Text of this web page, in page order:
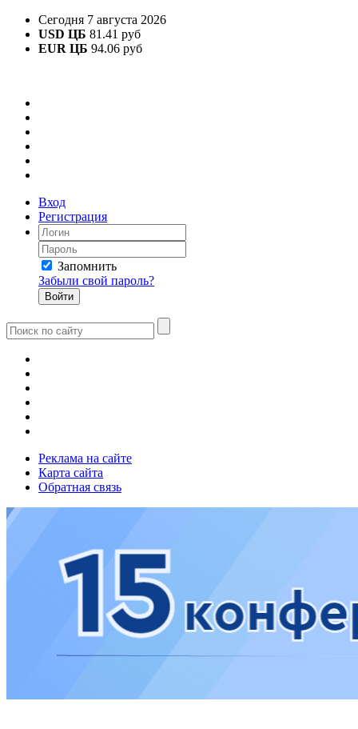
Сегодня 7 августа 2026
USD ЦБ 81.41 руб
EUR ЦБ 94.06 руб
Вход
Регистрация
Запомнить
Забыли свой пароль?
Реклама на сайте
Карта сайта
Обратная связь